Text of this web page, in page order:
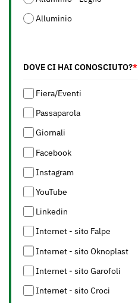
Alluminio
DOVE CI HAI CONOSCIUTO?*
Fiera/Eventi
Passaparola
Giornali
Facebook
Instagram
YouTube
Linkedin
Internet - sito Falpe
Internet - sito Oknoplast
Internet - sito Garofoli
Internet - sito Croci